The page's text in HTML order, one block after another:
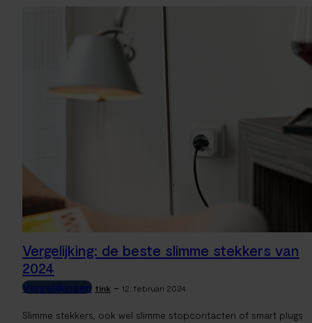
Vergelijking: de beste slimme stekkers van
2024
Vergelijkingen tink - 12. februari 2024
Slimme stekkers, ook wel slimme stopcontacten of smart plugs